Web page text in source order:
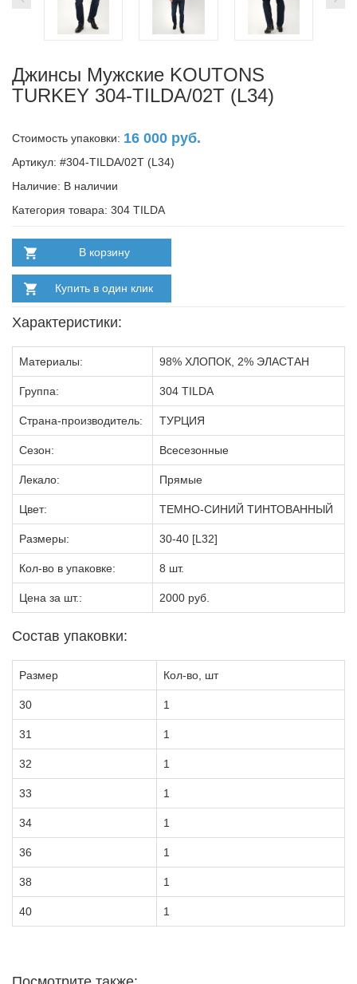
Джинсы Мужские KOUTONS
TURKEY 304-TILDA/02T (L34)
Стоимость упаковки: 16 000 руб.
Артикул: #304-TILDA/02T (L34)
Наличие: В наличии
Категория товара: 304 TILDA
В корзину
Купить в один клик
Характеристики:
Материалы: 98% ХЛОПОК, 2% ЭЛАСТАН
Группа: 304 TILDA
Страна-производитель: ТУРЦИЯ
Сезон: Всесезонные
Лекало: Прямые
Цвет: ТЕМНО-СИНИЙ ТИНТОВАННЫЙ
Размеры: 30-40 [L32]
Кол-во в упаковке: 8 шт.
Цена за шт.: 2000 руб.
Состав упаковки:
Размер Кол-во, шт
30 1
31 1
32 1
33 1
34 1
36 1
38 1
40 1